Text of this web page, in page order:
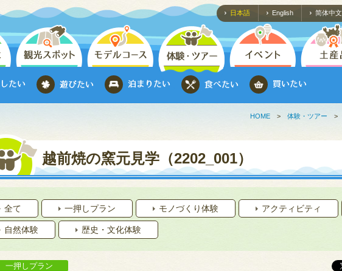
日本語 English 简体中文
HOME > 体験・ツアー >
越前焼の窯元見学（2202_001）
全て 一押しプラン モノづくり体験 アクティビティ
自然体験 歴史・文化体験
一押しプラン